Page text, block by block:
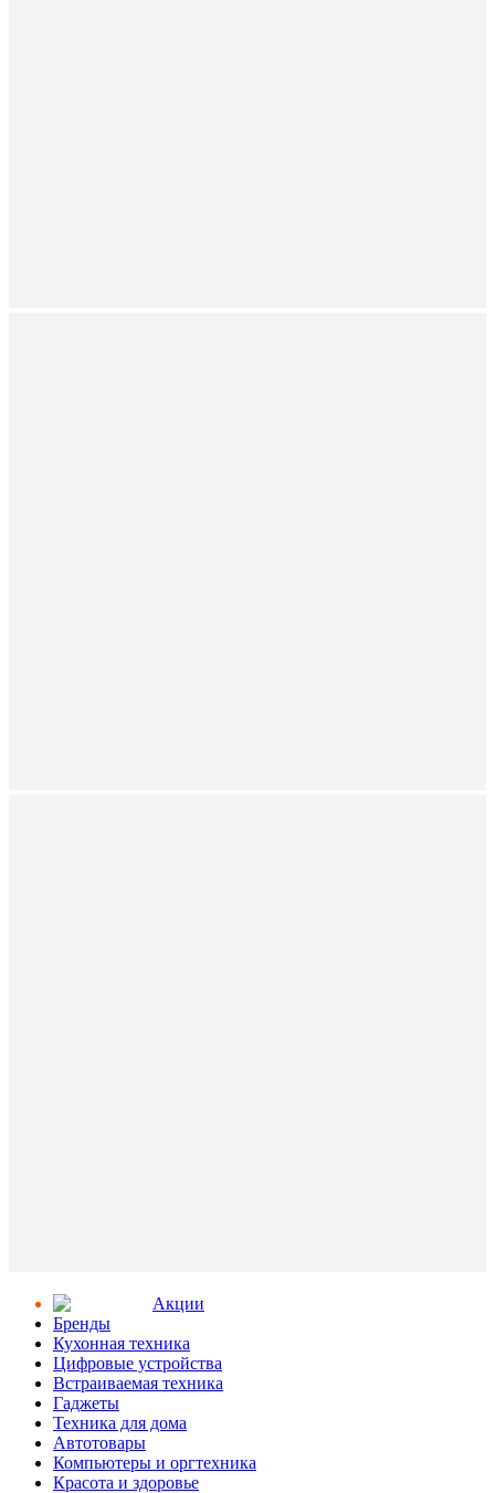
Aкции
Бренды
Кухонная техника
Цифровые устройства
Встраиваемая техника
Гаджеты
Техника для дома
Автотовары
Компьютеры и оргтехника
Красота и здоровье